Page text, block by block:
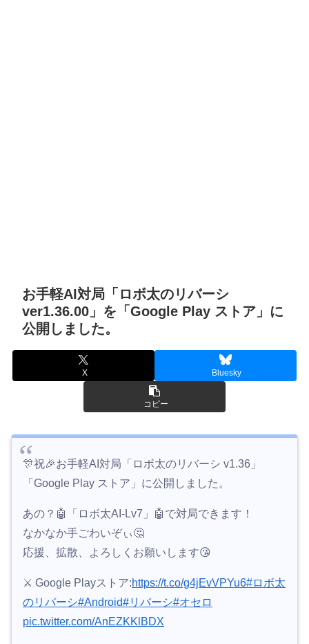
お手軽AI対局「ロボ太のリバーシ
ver1.36.00」を「Google Play ストア」に
公開しました。
X Bluesky
コピー
🎊祝🎉お手軽AI対局「ロボ太のリバーシ v1.36」
「Google Play ストア」に公開しました。
あの？🤖「ロボ太AI-Lv7」🤖で対局できます！
なかなか手ごわいぞぃ🤔
応援、拡散、よろしくお願いします😘
⚔ Google Playストア:https://t.co/g4jEvVPYu6#ロボ太
のリバーシ#Android#リバーシ#オセロ
pic.twitter.com/AnEZKKlBDX